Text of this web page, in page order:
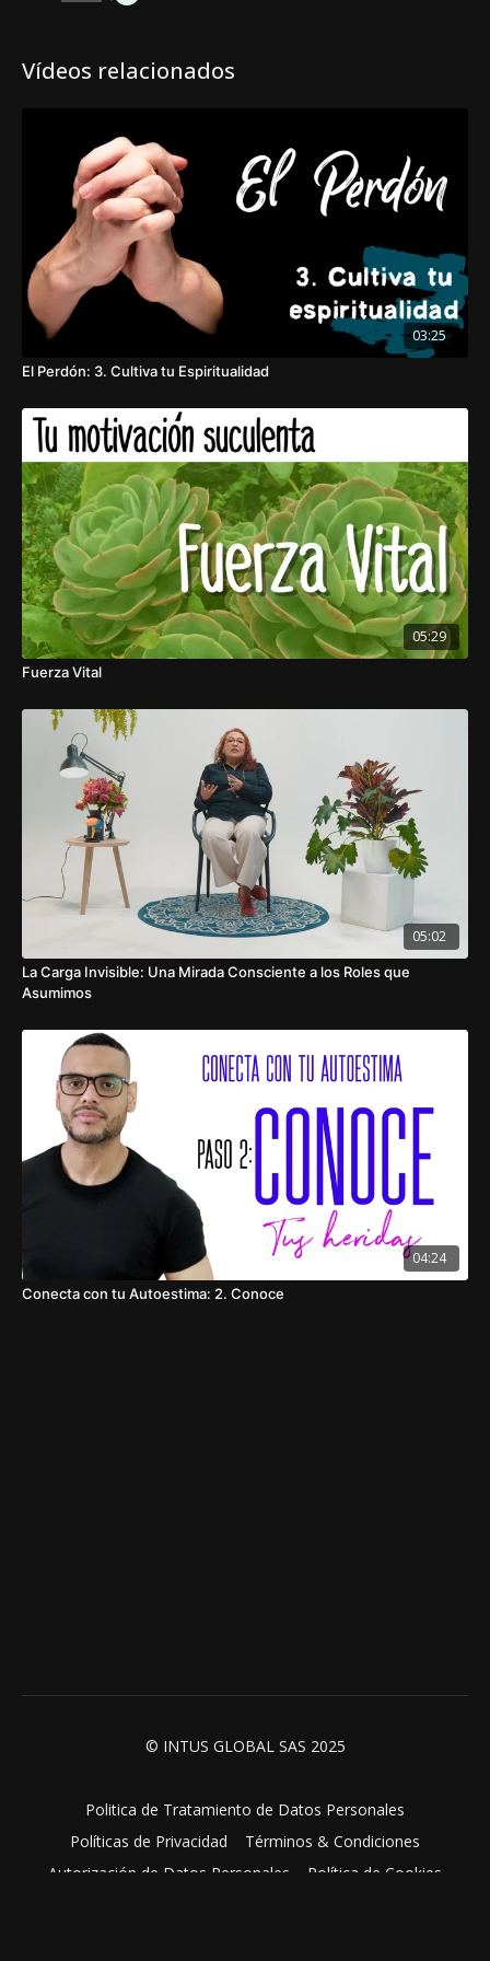
Vídeos relacionados
03:25
El Perdón: 3. Cultiva tu Espiritualidad
05:29
Fuerza Vital
05:02
La Carga Invisible: Una Mirada Consciente a los Roles que
Asumimos
04:24
Conecta con tu Autoestima: 2. Conoce
© INTUS GLOBAL SAS 2025
Politica de Tratamiento de Datos Personales
Políticas de Privacidad
Términos & Condiciones
Autorización de Datos Personales
Política de Cookies